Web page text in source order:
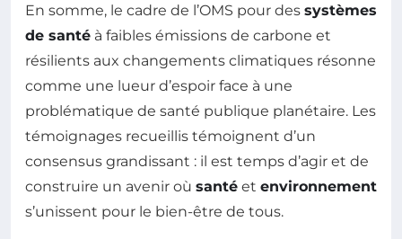
En somme, le cadre de l’OMS pour des systèmes
de santé à faibles émissions de carbone et
résilients aux changements climatiques résonne
comme une lueur d’espoir face à une
problématique de santé publique planétaire. Les
témoignages recueillis témoignent d’un
consensus grandissant : il est temps d’agir et de
construire un avenir où santé et environnement
s’unissent pour le bien-être de tous.